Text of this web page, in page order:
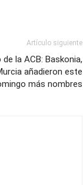
Artículo siguiente
la ACB: Baskonia,
añadieron este
más nombres